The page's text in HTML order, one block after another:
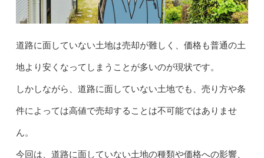
道路に面していない土地は売却が難しく、価格も普通の土
地より安くなってしまうことが多いのが現状です。
しかしながら、道路に面していない土地でも、売り方や条
件によっては高値で売却することは不可能ではありませ
ん。
今回は、道路に面していない土地の種類や価格への影響、